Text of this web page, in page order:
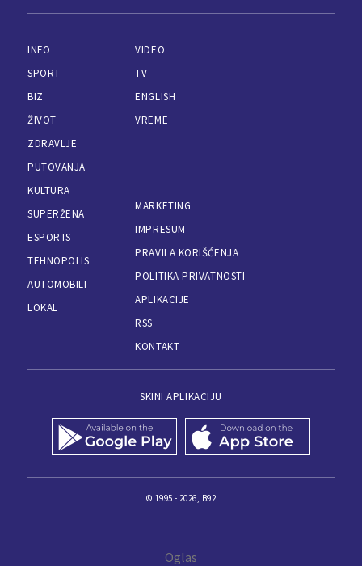
INFO
SPORT
BIZ
ŽIVOT
ZDRAVLJE
PUTOVANJA
KULTURA
SUPERŽENA
ESPORTS
TEHNOPOLIS
AUTOMOBILI
LOKAL
VIDEO
TV
ENGLISH
VREME
MARKETING
IMPRESUM
PRAVILA KORIŠĆENJA
POLITIKA PRIVATNOSTI
APLIKACIJE
RSS
KONTAKT
SKINI APLIKACIJU
© 1995 - 2026, B92